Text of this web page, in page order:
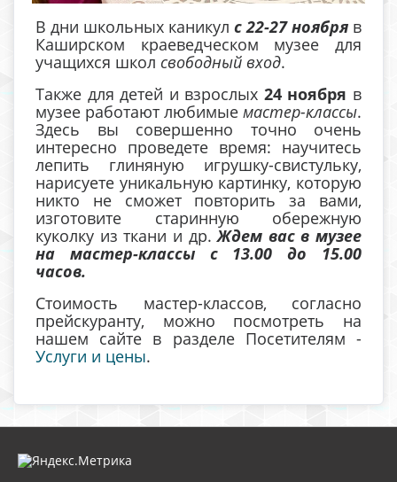
В дни школьных каникул с 22-27 ноября в
Каширском краеведческом музее для
учащихся школ свободный вход.
Также для детей и взрослых 24 ноября в
музее работают любимые мастер-классы.
Здесь вы совершенно точно очень
интересно проведете время: научитесь
лепить глиняную игрушку-свистульку,
нарисуете уникальную картинку, которую
никто не сможет повторить за вами,
изготовите старинную обережную
куколку из ткани и др.Ждем вас в музее
на мастер-классы с 13.00 до 15.00
часов.
Стоимость мастер-классов, согласно
прейскуранту, можно посмотреть на
нашем сайте в разделе Посетителям -
Услуги и цены.